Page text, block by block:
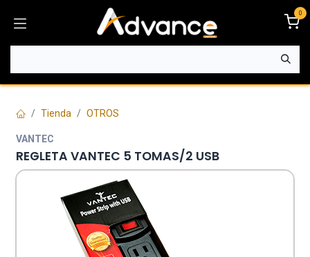
0
Tienda OTROS
VANTEC
REGLETA VANTEC 5 TOMAS/2 USB